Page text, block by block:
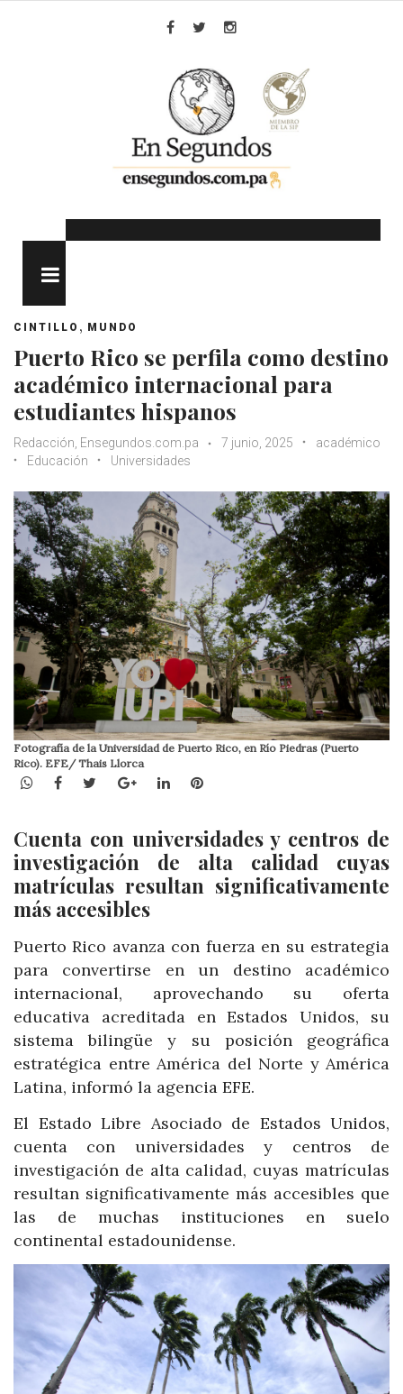
CINTILLO , MUNDO
Puerto Rico se perfila como destino
académico internacional para
estudiantes hispanos
Redacción, Ensegundos.com.pa 7 junio, 2025
académico
Educación
Universidades
Fotografía de la Universidad de Puerto Rico, en Río Piedras (Puerto
Rico). EFE/ Thais Llorca
WhatsApp
Facebook
TwitterGoogle+LinkedInPinterest
Cuenta con universidades y centros de
investigación de alta calidad cuyas
matrículas resultan significativamente
más accesibles
Puerto Rico avanza con fuerza en su estrategia
para convertirse en un destino académico
internacional, aprovechando su oferta
educativa acreditada en Estados Unidos, su
sistema bilingüe y su posición geográfica
estratégica entre América del Norte y América
Latina, informó la agencia EFE.
El Estado Libre Asociado de Estados Unidos,
cuenta con universidades y centros de
investigación de alta calidad, cuyas matrículas
resultan significativamente más accesibles que
las de muchas instituciones en suelo
continental estadounidense.